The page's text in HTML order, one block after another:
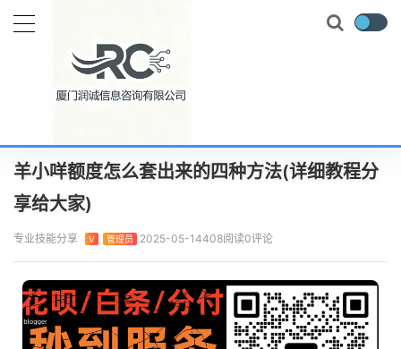
当前位置： 首页 专业技能
羊小咩额度怎么套出来的四种方法(详细教程分
享给大家)
专业技能分享 V 管理员 2025-05-14408阅读0评论